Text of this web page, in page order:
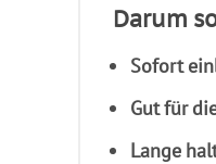
Darum
Sofort
Gut für
Lange